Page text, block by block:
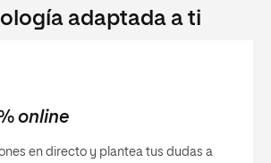
adaptada a ti
online
en directo y plantea tus dudas a